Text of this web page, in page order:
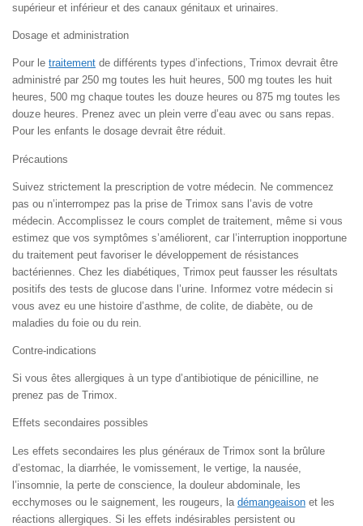
supérieur et inférieur et des canaux génitaux et urinaires.
Dosage et administration
Pour le traitement de différents types d’infections, Trimox devrait être
administré par 250 mg toutes les huit heures, 500 mg toutes les huit
heures, 500 mg chaque toutes les douze heures ou 875 mg toutes les
douze heures. Prenez avec un plein verre d’eau avec ou sans repas.
Pour les enfants le dosage devrait être réduit.
Précautions
Suivez strictement la prescription de votre médecin. Ne commencez
pas ou n’interrompez pas la prise de Trimox sans l’avis de votre
médecin. Accomplissez le cours complet de traitement, même si vous
estimez que vos symptômes s’améliorent, car l’interruption inopportune
du traitement peut favoriser le développement de résistances
bactériennes. Chez les diabétiques, Trimox peut fausser les résultats
positifs des tests de glucose dans l’urine. Informez votre médecin si
vous avez eu une histoire d’asthme, de colite, de diabète, ou de
maladies du foie ou du rein.
Contre-indications
Si vous êtes allergiques à un type d’antibiotique de pénicilline, ne
prenez pas de Trimox.
Effets secondaires possibles
Les effets secondaires les plus généraux de Trimox sont la brûlure
d’estomac, la diarrhée, le vomissement, le vertige, la nausée,
l’insomnie, la perte de conscience, la douleur abdominale, les
ecchymoses ou le saignement, les rougeurs, la démangeaison et les
réactions allergiques. Si les effets indésirables persistent ou